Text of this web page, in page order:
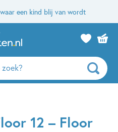
een kind blij van wordt
12 – Floor